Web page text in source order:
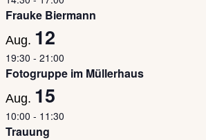
Frauke Biermann
Aug. 12
19:30 - 21:00
Fotogruppe im Müllerhaus
Aug. 15
10:00 - 11:30
Trauung